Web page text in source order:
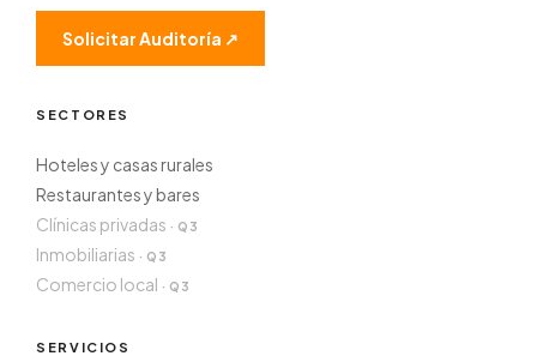
Solicitar Auditoría ↗
SECTORES
Hoteles y casas rurales
Restaurantes y bares
Clínicas privadas
Inmobiliarias
Comercio local
SERVICIOS